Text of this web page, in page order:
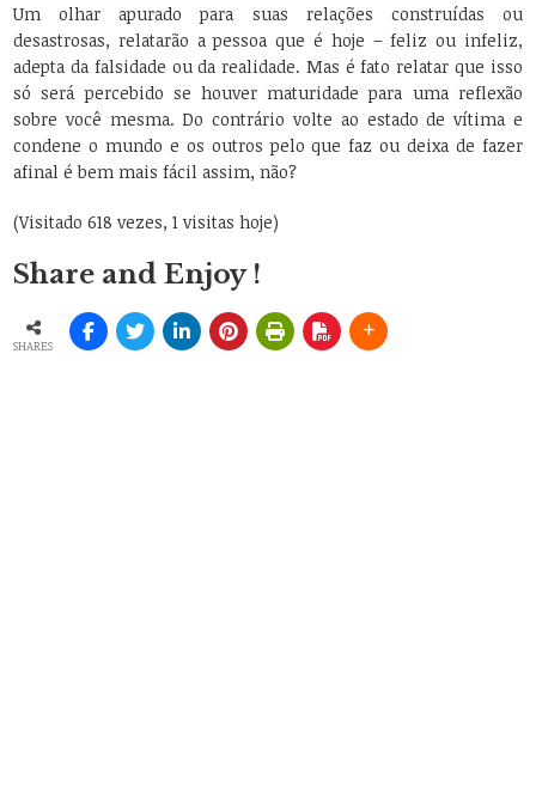
Um olhar apurado para suas relações construídas ou
desastrosas, relatarão a pessoa que é hoje – feliz ou infeliz,
adepta da falsidade ou da realidade. Mas é fato relatar que isso
só será percebido se houver maturidade para uma reflexão
sobre você mesma. Do contrário volte ao estado de vítima e
condene o mundo e os outros pelo que faz ou deixa de fazer
afinal é bem mais fácil assim, não?
(Visitado 618 vezes, 1 visitas hoje)
Share and Enjoy !
SHARES